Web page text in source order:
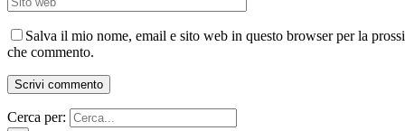
Salva il mio nome, email e sito web in questo browser per la
che commento.
Cerca per: